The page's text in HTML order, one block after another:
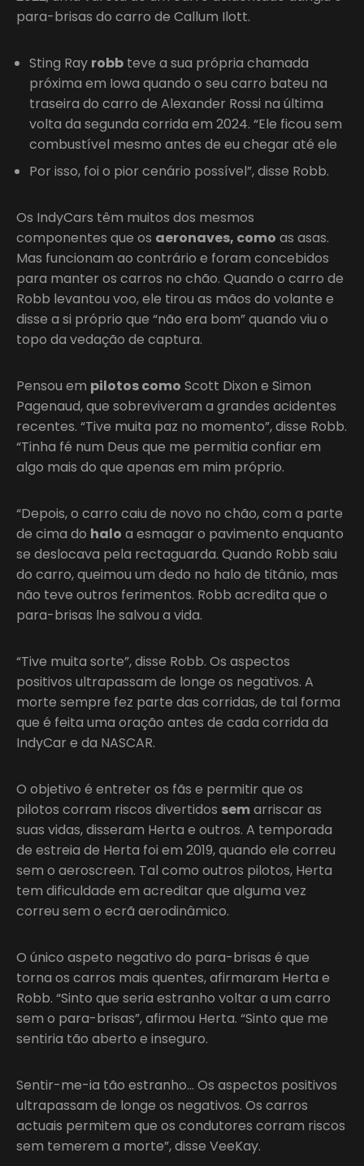
para-brisas do carro de Callum Ilott.
Sting Ray robb teve a sua própria chamada
próxima em Iowa quando o seu carro bateu na
traseira do carro de Alexander Rossi na última
volta da segunda corrida em 2024. “Ele ficou sem
combustível mesmo antes de eu chegar até ele
Por isso, foi o pior cenário possível”, disse Robb.
Os IndyCars têm muitos dos mesmos
componentes que os aeronaves, como as asas.
Mas funcionam ao contrário e foram concebidos
para manter os carros no chão. Quando o carro de
Robb levantou voo, ele tirou as mãos do volante e
disse a si próprio que “não era bom” quando viu o
topo da vedação de captura.
Pensou em pilotos como Scott Dixon e Simon
Pagenaud, que sobreviveram a grandes acidentes
recentes. “Tive muita paz no momento”, disse Robb.
“Tinha fé num Deus que me permitia confiar em
algo mais do que apenas em mim próprio.
“Depois, o carro caiu de novo no chão, com a parte
de cima do halo a esmagar o pavimento enquanto
se deslocava pela rectaguarda. Quando Robb saiu
do carro, queimou um dedo no halo de titânio, mas
não teve outros ferimentos. Robb acredita que o
para-brisas lhe salvou a vida.
“Tive muita sorte”, disse Robb. Os aspectos
positivos ultrapassam de longe os negativos. A
morte sempre fez parte das corridas, de tal forma
que é feita uma oração antes de cada corrida da
IndyCar e da NASCAR.
O objetivo é entreter os fãs e permitir que os
pilotos corram riscos divertidos semarriscar as
suas vidas, disseram Herta e outros. A temporada
de estreia de Herta foi em 2019, quando ele correu
sem o aeroscreen. Tal como outros pilotos, Herta
tem dificuldade em acreditar que alguma vez
correu sem o ecrã aerodinâmico.
O único aspeto negativo do para-brisas é que
torna os carros mais quentes, afirmaram Herta e
Robb. “Sinto que seria estranho voltar a um carro
sem o para-brisas”, afirmou Herta. “Sinto que me
sentiria tão aberto e inseguro.
Sentir-me-ia tão estranho… Os aspectos positivos
ultrapassam de longe os negativos. Os carros
actuais permitem que os condutores corram riscos
sem temerem a morte”, disse VeeKay.